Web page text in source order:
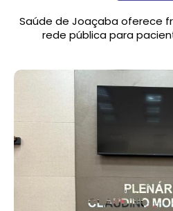
Saúde de Joaçaba oferece
rede pública para